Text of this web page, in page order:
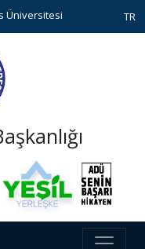
Üniversitesi TR